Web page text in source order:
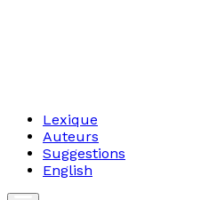
Lexique
Auteurs
Suggestions
English